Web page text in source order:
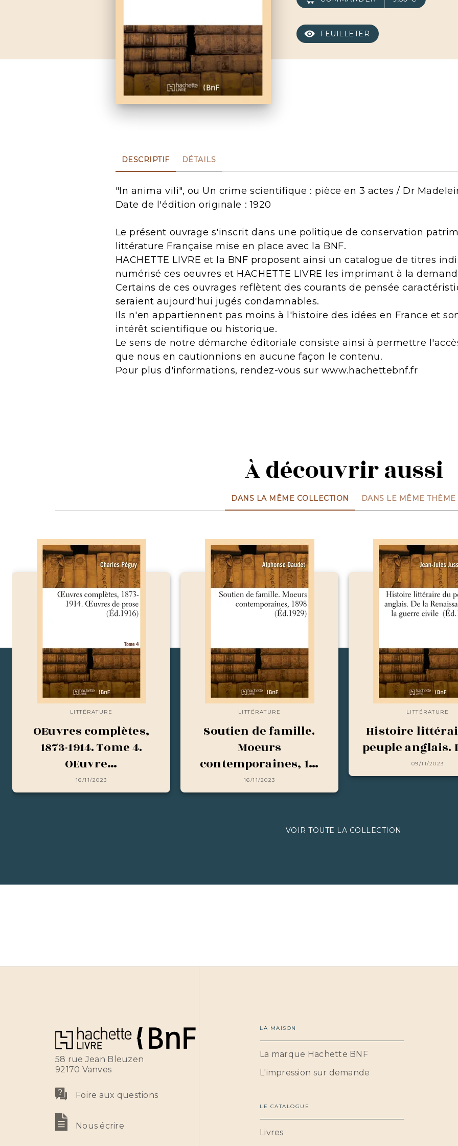
FEUILLETER
DESCRIPTIF DÉTAILS
"In anima vili", ou Un crime scientifique : pièce en 3 actes / Dr
Date de l'édition originale : 1920
Le présent ouvrage s'inscrit dans une politique de conservation
littérature Française mise en place avec la BNF.
HACHETTE LIVRE et la BNF proposent ainsi un catalogue de titres
numérisé ces oeuvres et HACHETTE LIVRE les imprimant à la
Certains de ces ouvrages reflètent des courants de pensée
seraient aujourd'hui jugés condamnables.
Ils n'en appartiennent pas moins à l'histoire des idées en France et
intérêt scientifique ou historique.
Le sens de notre démarche éditoriale consiste ainsi à permettre
que nous en cautionnions en aucune façon le contenu.
Pour plus d'informations, rendez-vous sur www.hachettebnf.fr
À découvrir aussi
DANS LA MÊME COLLECTION DANS LE MÊME THÈME
LITTÉRATURE
OEuvres complètes,
1873-1914. Tome 4.
OEuvre…
16/11/2023
LITTÉRATURE
Soutien de famille.
Moeurs
contemporaines, 1…
16/11/2023
LITTÉRATURE
Histoire
peuple anglais.
09/11/2023
VOIR TOUTE LA COLLECTION
58 rue Jean Bleuzen
92170 Vanves
Foire aux questions
Nous écrire
LA MAISON
La marque Hachette BNF
L'impression sur demande
LE CATALOGUE
Livres